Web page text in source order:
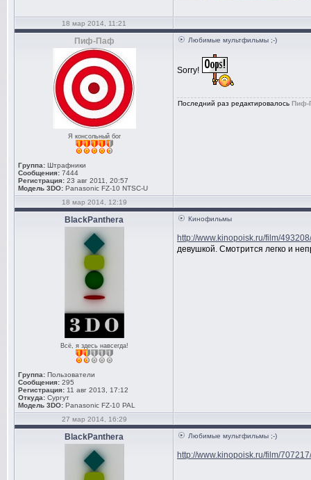
18 мар 2014, 11:21
Пиф-Паф
Я консольный бог
Группа: Штрафники
Сообщения: 7444
Регистрация: 23 авг 2011, 20:57
Модель 3DO: Panasonic FZ-10 NTSC-U
Любимые мультфильмы ;-)
Sorry!
Последний раз редактировалось Пиф-
18 мар 2014, 12:19
BlackPanthera
Всё, я здесь навсегда!
Группа: Пользователи
Сообщения: 295
Регистрация: 11 авг 2013, 17:12
Откуда: Сургут
Модель 3DO: Panasonic FZ-10 PAL
Кинофильмы
http://www.kinopoisk.ru/film/493208/
девушкой. Смотрится легко и
27 мар 2014, 16:29
BlackPanthera Любимые мультфильмы ;-)
http://www.kinopoisk.ru/film/707217/